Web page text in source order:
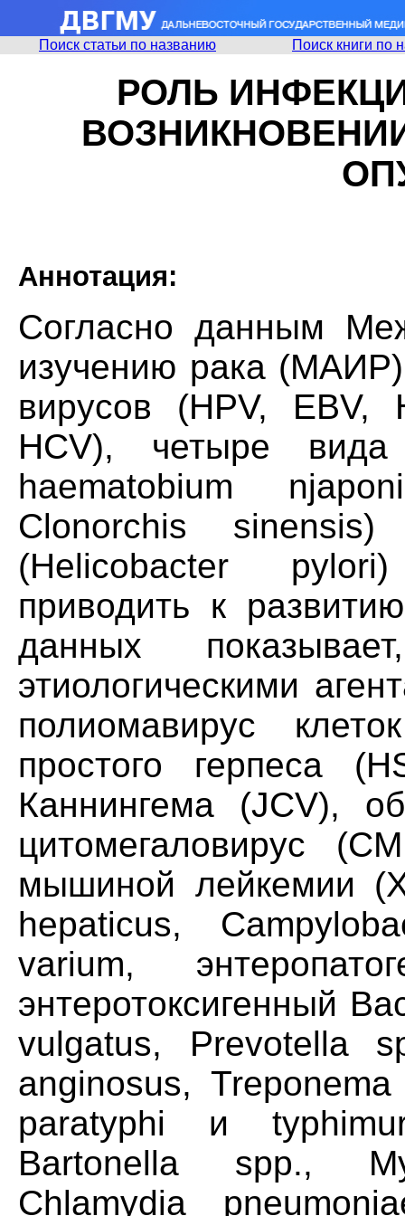
Поиск статьи по названию Поиск книги по
РОЛЬ
Аннотация:
Согласно данным
изучению рака
вирусов (HPV, EBV,
HCV), четыре вида
haematobium
Clonorchis
(Helicobacter
приводить к
данных
этиологическими
полиомавирус
простого герпеса
Каннингема (JCV),
цитомегаловирус
мышиной лейкемии
hepaticus,
varium,
энтеротоксигенный
vulgatus, Prevotella
anginosus,
paratyphi и
Bartonella spp.,
Chlamydia